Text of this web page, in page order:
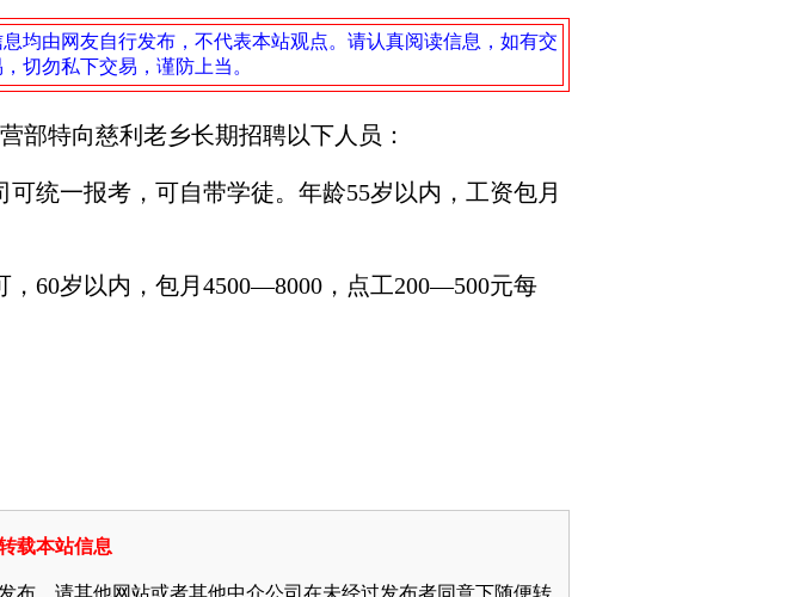
均由网友自行发布，不代表本站观点。请认真阅读信息，如有交
切勿私下交易，谨防上当。
部特向慈利老乡长期招聘以下人员：
统一报考，可自带学徒。年龄55岁以内，工资包月
60岁以内，包月4500—8000，点工200—500元每
载本站信息
布。请其他网站或者其他中介公司在未经过发布者同意下随便转